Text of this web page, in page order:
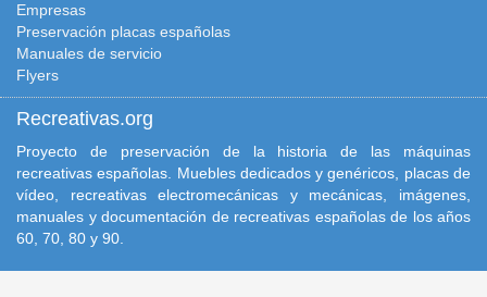
Empresas
Preservación placas españolas
Manuales de servicio
Flyers
Recreativas.org
Proyecto de preservación de la historia de las máquinas
recreativas españolas. Muebles dedicados y genéricos, placas de
vídeo, recreativas electromecánicas y mecánicas, imágenes,
manuales y documentación de recreativas españolas de los años
60, 70, 80 y 90.